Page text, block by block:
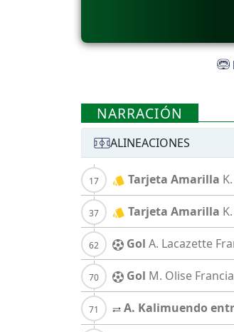
NARRACIÓN
ALINEACIONES
Tarjeta Amarilla
Tarjeta Amarilla
Gol A. Lacazette
Gol M. Olise Francia
A. Kalimuendo